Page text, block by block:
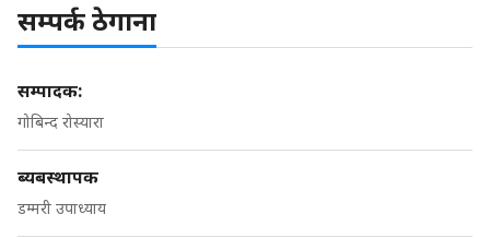
सम्पर्क ठेगाना
सम्पादक:
गोबिन्द रोस्यारा
ब्यबस्थापक
डम्मरी उपाध्याय